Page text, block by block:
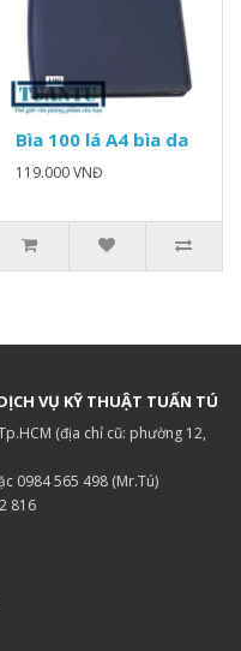
Bìa 100 lá A4 bìa da
119.000 VNĐ
VỤ KỸ THUẬT TUẤN TÚ
(địa chỉ cũ: phường 12,
0984 565 498 (Mr.Tú)
816